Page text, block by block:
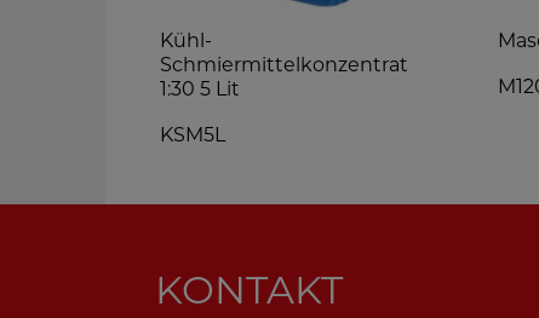
Kühl-
Schmiermittelkonzentrat
1:30 5 Lit
KSM5L
KONTAKT